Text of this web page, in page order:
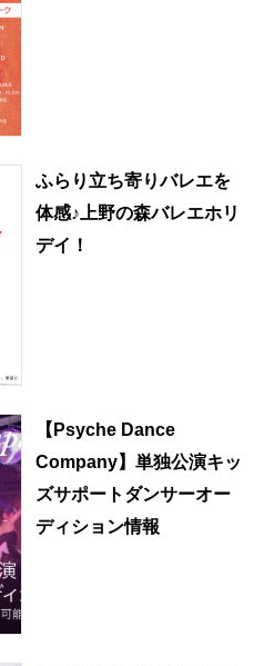
ふらり立ち寄りバレエを
体感♪上野の森バレエホリ
デイ！
【Psyche Dance
Company】単独公演キッ
ズサポートダンサーオー
ディション情報